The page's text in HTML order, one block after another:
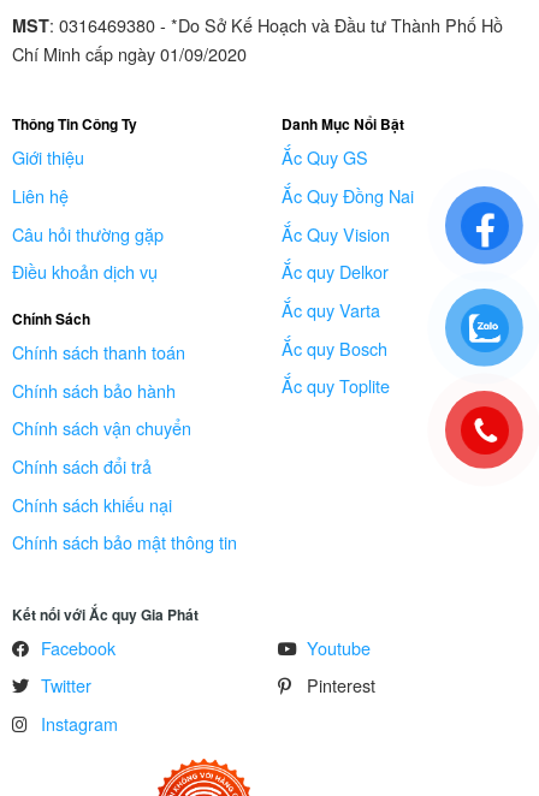
MST: 0316469380 - *Do Sở Kế Hoạch và Đầu tư Thành Phố Hồ
Chí Minh cấp ngày 01/09/2020
Thông Tin Công Ty
Giới thiệu
Liên hệ
Câu hỏi thường gặp
Điều khoản dịch vụ
Chính Sách
Chính sách thanh toán
Chính sách bảo hành
Chính sách vận chuyển
Chính sách đổi trả
Chính sách khiếu nại
Chính sách bảo mật thông tin
Danh Mục Nổi Bật
Ắc Quy GS
Ắc Quy Đồng Nai
Ắc Quy Vision
Ắc quy Delkor
Ắc quy Varta
Ắc quy Bosch
Ắc quy Toplite
Kết nối với Ắc quy Gia Phát
Facebook
Twitter
Instagram
Youtube
Pinterest